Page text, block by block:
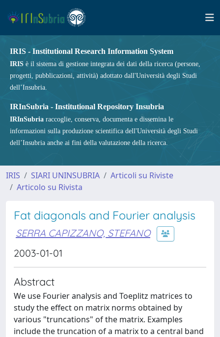
IRIS - Institutional Research Information System
IRIS è il sistema di gestione integrata dei dati della ricerca (persone,
progetti, pubblicazioni, attività) adottato dall'Università degli Studi
dell’Insubria.
IRInSubria - Institutional Repository Insubria
IRInSubria raccoglie, conserva, documenta e dissemina le
informazioni sulla produzione scientifica dell'Università degli Studi
dell’Insubria anche ai fini della valutazione della ricerca.
IRIS SIARI UNINSUBRIA
Articoli su Riviste
Articolo su Rivista
Fat diagonals and Fourier analysis
SERRA CAPIZZANO, STEFANO
2003-01-01
Abstract
We use Fourier analysis and Toeplitz matrices to
study the effect on matrix norms obtained by
various "truncations" of the matrix. Examples
include the truncation of a matrix to a central band